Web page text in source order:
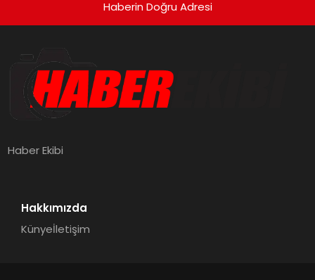
Haberin Doğru Adresi
Haber Ekibi
Hakkımızda
Künyeİletişim